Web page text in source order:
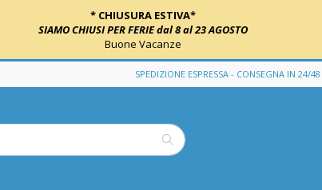
* CHIUSURA ESTIVA*
SIAMO CHIUSI PER FERIE dal 8 al 23 AGOSTO
Buone Vacanze
SPEDIZIONE ESPRESSA - CONSEGNA IN 24/